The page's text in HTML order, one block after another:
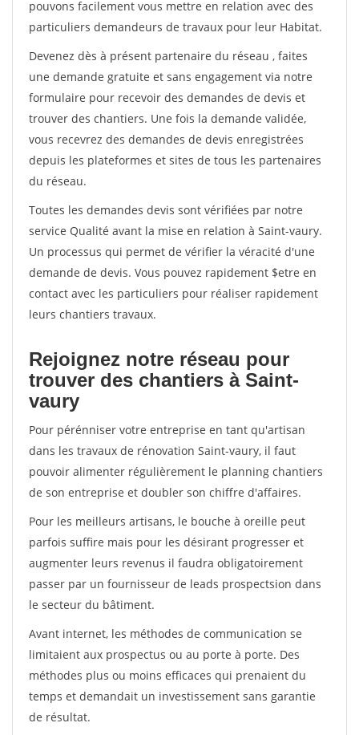
pouvons facilement vous mettre en relation avec des
particuliers demandeurs de travaux pour leur Habitat.
Devenez dès à présent partenaire du réseau , faites
une demande gratuite et sans engagement via notre
formulaire pour recevoir des demandes de devis et
trouver des chantiers. Une fois la demande validée,
vous recevrez des demandes de devis enregistrées
depuis les plateformes et sites de tous les partenaires
du réseau.
Toutes les demandes devis sont vérifiées par notre
service Qualité avant la mise en relation à Saint-vaury.
Un processus qui permet de vérifier la véracité d'une
demande de devis. Vous pouvez rapidement $etre en
contact avec les particuliers pour réaliser rapidement
leurs chantiers travaux.
Rejoignez notre réseau pour
trouver des chantiers à Saint-
vaury
Pour pérénniser votre entreprise en tant qu'artisan
dans les travaux de rénovation Saint-vaury, il faut
pouvoir alimenter régulièrement le planning chantiers
de son entreprise et doubler son chiffre d'affaires.
Pour les meilleurs artisans, le bouche à oreille peut
parfois suffire mais pour les désirant progresser et
augmenter leurs revenus il faudra obligatoirement
passer par un fournisseur de leads prospectsion dans
le secteur du bâtiment.
Avant internet, les méthodes de communication se
limitaient aux prospectus ou au porte à porte. Des
méthodes plus ou moins efficaces qui prenaient du
temps et demandait un investissement sans garantie
de résultat.